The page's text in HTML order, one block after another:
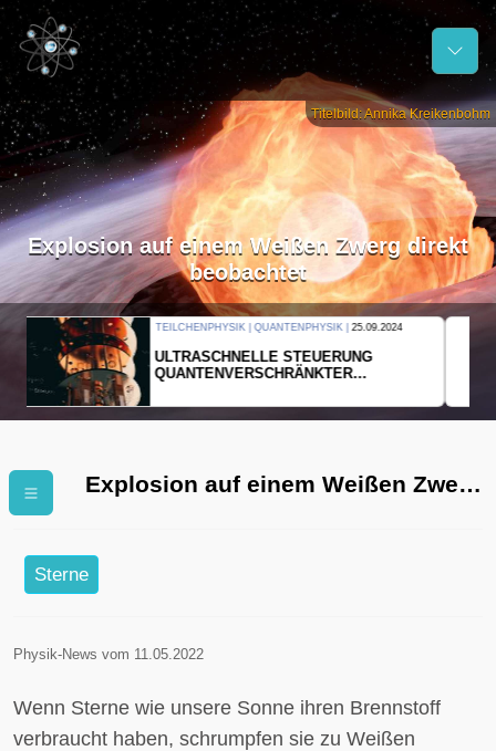
Titelbild: Annika Kreikenbohm
Explosion auf einem Weißen Zwerg direkt
beobachtet
THERMODYNAMIK | WELLENLEHRE |23.09.2024
FORSCHER ERZEUGEN
EINDIMENSIONALES GAS AUS LICHT
Explosion auf einem Weißen Zwerg
Sterne
Physik-News vom 11.05.2022
Wenn Sterne wie unsere Sonne ihren Brennstoff
verbraucht haben, schrumpfen sie zu Weißen